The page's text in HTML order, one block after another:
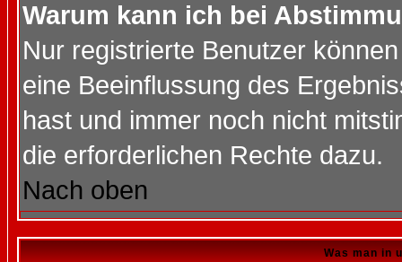
Warum kann ich bei
Nur registrierte Benutzer
eine Beeinflussung des
hast und immer noch nicht
die erforderlichen Rechte dazu.
Nach oben
Was man in